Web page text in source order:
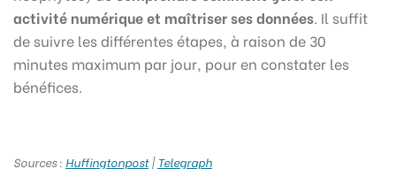
activité numérique et maîtriser ses données. Il suffit
de suivre les différentes étapes, à raison de 30
minutes maximum par jour, pour en constater les
bénéfices.
Sources : Huffingtonpost| Telegraph